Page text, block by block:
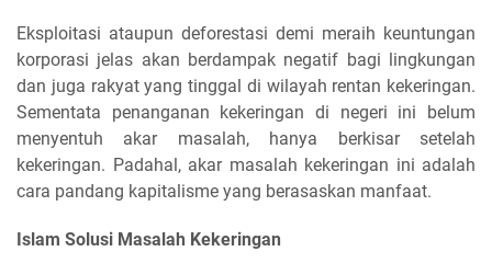
Eksploitasi ataupun deforestasi demi meraih keuntungan
korporasi jelas akan berdampak negatif bagi lingkungan
dan juga rakyat yang tinggal di wilayah rentan kekeringan.
Sementata penanganan kekeringan di negeri ini belum
menyentuh akar masalah, hanya berkisar setelah
kekeringan. Padahal, akar masalah kekeringan ini adalah
cara pandang kapitalisme yang berasaskan manfaat.
Islam Solusi Masalah Kekeringan